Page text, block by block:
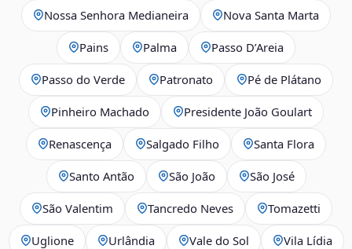
Nossa Senhora Medianeira Nova Santa Marta
Pains Palma Passo D’Areia
Passo do Verde Patronato Pé de Plátano
Pinheiro Machado Presidente João Goulart
Renascença Salgado Filho Santa Flora
Santo Antão São João São José
São Valentim Tancredo Neves Tomazetti
Uglione Urlândia Vale do Sol Vila Lídia